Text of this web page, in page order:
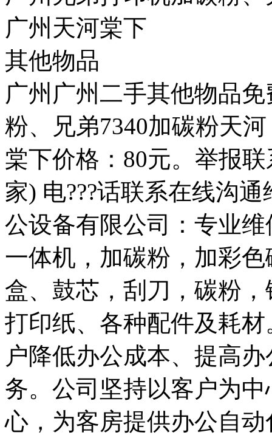
广州天河棠下
其他物品
广州广州二手其他物品
粉、兄弟7340加碳粉天河
棠下价格：80元。举报
家) 电???话联系在线沟
公设备有限公司：专业
一体机，加碳粉，加彩
盒、鼓芯，刮刀，碳粉
打印纸、各种配件及耗
户降低办公成本、提高
务。公司坚持以客户为
心，为客房提供办公自